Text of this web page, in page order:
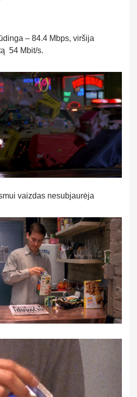
– 84.4 Mbps, viršija
54 Mbit/s.
vaizdas nesubjaurėja